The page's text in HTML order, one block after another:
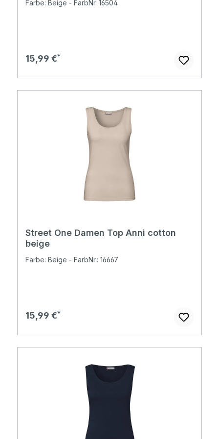
Farbe: Beige - FarbNr. 16504
Regulärer Preis:
15,99 €
Street One Damen Top Anni cotton
beige
Farbe: Beige - FarbNr.: 16667
Regulärer Preis:
15,99 €